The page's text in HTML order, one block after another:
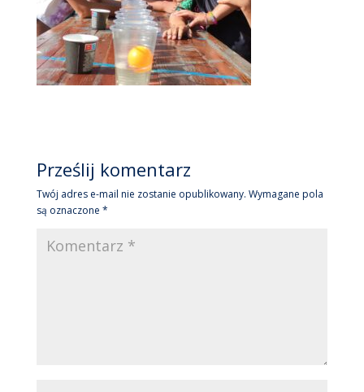
Prześlij komentarz
Twój adres e-mail nie zostanie opublikowany. Wymagane pola
są oznaczone *